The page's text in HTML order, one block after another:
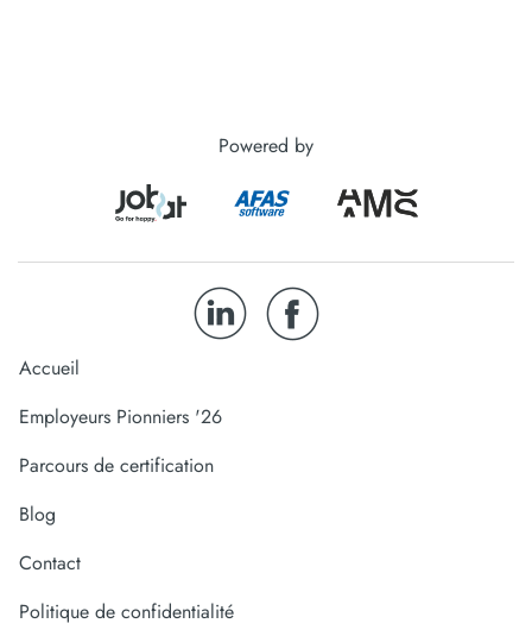
Powered by
Accueil
Employeurs Pionniers '26
Parcours de certification
Blog
Contact
Politique de confidentialité